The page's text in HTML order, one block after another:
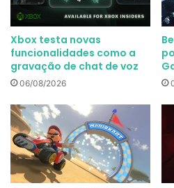
Xbox testa novas
funcionalidades como a
gravação de chat de voz
06/08/2026